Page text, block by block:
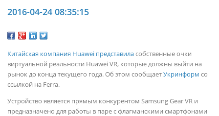
2016-04-24 08:35:15
Китайская компания Huawei представиласобственные очки
виртуальной реальности Huawei VR, которые должны выйти на
рынок до конца текущего года. Об этом сообщаетУкринформ со
ссылкой на Ferra.
Устройство является прямым конкурентом Samsung Gear VR и
предназначено для работы в паре с флагманскими смартфонами